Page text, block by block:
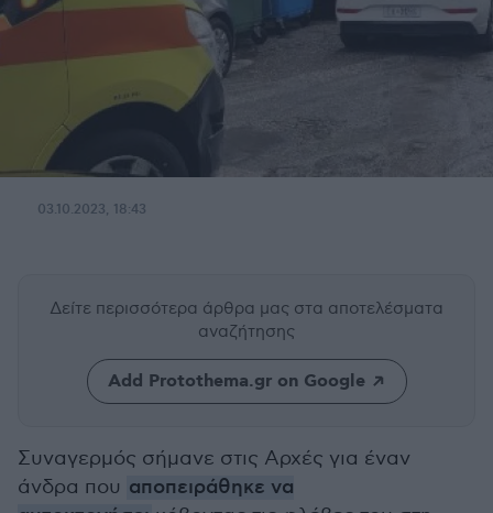
03.10.2023, 18:43
Δείτε περισσότερα άρθρα μας στα αποτελέσματα
αναζήτησης
Add Protothema.gr on Google
Συναγερμός σήμανε στις Αρχές για έναν
άνδρα που αποπειράθηκε να